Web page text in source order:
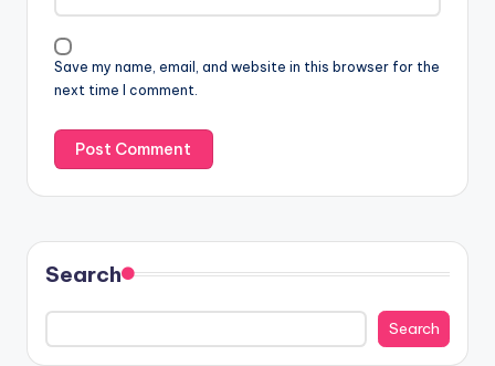
Save my name, email, and website in this browser for the
next time I comment.
Search
Search